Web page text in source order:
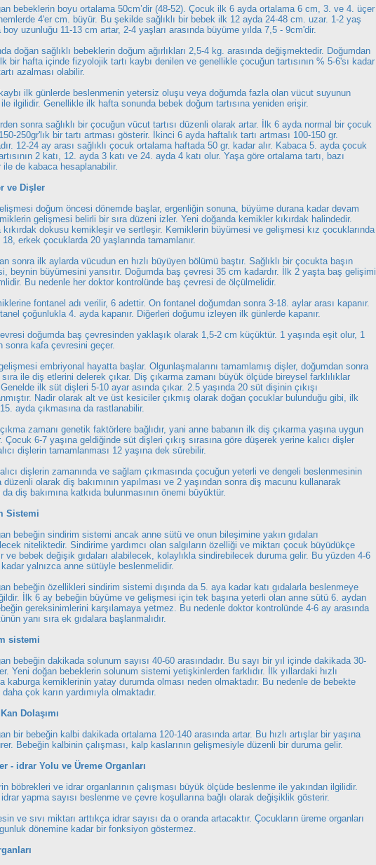
bebeklerin boyu ortalama 50cm’dir (48-52). Çocuk ilk 6 ayda ortalama 6 cm, 3. ve 4. üçer
4'er cm. büyür. Bu şekilde sağlıklı bir bebek ilk 12 ayda 24-48 cm. uzar. 1-2 yaş
boy uzunluğu 11-13 cm artar, 2-4 yaşları arasında büyüme yılda 7,5 - 9cm'dir.
doğan sağlıklı bebeklerin doğum ağırlıkları 2,5-4 kg. arasında değişmektedir. Doğumdan
bir hafta içinde fizyolojik tartı kaybı denilen ve genellikle çocuğun tartısının % 5-6'sı kadar
azalması olabilir.
ilk günlerde beslenmenin yetersiz oluşu veya doğumda fazla olan vücut suyunun
ile ilgilidir. Genellikle ilk hafta sonunda bebek doğum tartısına yeniden erişir.
sonra sağlıklı bir çocuğun vücut tartısı düzenli olarak artar. İlk 6 ayda normal bir çocuk
250gr'lık bir tartı artması gösterir. İkinci 6 ayda haftalık tartı artması 100-150 gr.
12-24 ay arası sağlıklı çocuk ortalama haftada 50 gr. kadar alır. Kabaca 5. ayda çocuk
2 katı, 12. ayda 3 katı ve 24. ayda 4 katı olur. Yaşa göre ortalama tartı, bazı
ile de kabaca hesaplanabilir.
ve Dişler
doğum öncesi dönemde başlar, ergenliğin sonuna, büyüme durana kadar devam
gelişmesi belirli bir sıra düzeni izler. Yeni doğanda kemikler kıkırdak halindedir.
kıkırdak dokusu kemikleşir ve sertleşir. Kemiklerin büyümesi ve gelişmesi kız çocuklarında
18, erkek çocuklarda 20 yaşlarında tamamlanır.
sonra ilk aylarda vücudun en hızlı büyüyen bölümü baştır. Sağlıklı bir çocukta başın
beynin büyümesini yansıtır. Doğumda baş çevresi 35 cm kadardır. İlk 2 yaşta baş gelişimi
Bu nedenle her doktor kontrolünde baş çevresi de ölçülmelidir.
fontanel adı verilir, 6 adettir. On fontanel doğumdan sonra 3-18. aylar arası kapanır.
çoğunlukla 4. ayda kapanır. Diğerleri doğumu izleyen ilk günlerde kapanır.
doğumda baş çevresinden yaklaşık olarak 1,5-2 cm küçüktür. 1 yaşında eşit olur, 1
sonra kafa çevresini geçer.
embriyonal hayatta başlar. Olgunlaşmalarını tamamlamış dişler, doğumdan sonra
sıra ile diş etlerini delerek çıkar. Diş çıkarma zamanı büyük ölçüde bireysel farklılıklar
ilk süt dişleri 5-10 ayar asında çıkar. 2.5 yaşında 20 süt dişinin çıkışı
Nadir olarak alt ve üst kesiciler çıkmış olarak doğan çocuklar bulunduğu gibi, ilk
ayda çıkmasına da rastlanabilir.
çıkma zamanı genetik faktörlere bağlıdır, yani anne babanın ilk diş çıkarma yaşına uygun
Çocuk 6-7 yaşına geldiğinde süt dişleri çıkış sırasına göre düşerek yerine kalıcı dişler
dişlerin tamamlanması 12 yaşına dek sürebilir.
dişlerin zamanında ve sağlam çıkmasında çocuğun yeterli ve dengeli beslenmesinin
düzenli olarak diş bakımının yapılması ve 2 yaşından sonra diş macunu kullanarak
diş bakımına katkıda bulunmasının önemi büyüktür.
Sistemi
bebeğin sindirim sistemi ancak anne sütü ve onun bileşimine yakın gıdaları
niteliktedir. Sindirime yardımcı olan salgıların özelliği ve miktarı çocuk büyüdükçe
ve bebek değişik gıdaları alabilecek, kolaylıkla sindirebilecek duruma gelir. Bu yüzden 4-6
kadar yalnızca anne sütüyle beslenmelidir.
bebeğin özellikleri sindirim sistemi dışında da 5. aya kadar katı gıdalarla beslenmeye
İlk 6 ay bebeğin büyüme ve gelişmesi için tek başına yeterli olan anne sütü 6. aydan
gereksinimlerini karşılamaya yetmez. Bu nedenle doktor kontrolünde 4-6 ay arasında
yanı sıra ek gıdalara başlanmalıdır.
sistemi
bebeğin dakikada solunum sayısı 40-60 arasındadır. Bu sayı bir yıl içinde dakikada 30-
Yeni doğan bebeklerin solunum sistemi yetişkinlerden farklıdır. İlk yıllardaki hızlı
kaburga kemiklerinin yatay durumda olması neden olmaktadır. Bu nedenle de bebekte
çok karın yardımıyla olmaktadır.
Dolaşımı
bir bebeğin kalbi dakikada ortalama 120-140 arasında artar. Bu hızlı artışlar bir yaşına
Bebeğin kalbinin çalışması, kalp kaslarının gelişmesiyle düzenli bir duruma gelir.
- idrar Yolu ve Üreme Organları
böbrekleri ve idrar organlarının çalışması büyük ölçüde beslenme ile yakından ilgilidir.
yapma sayısı beslenme ve çevre koşullarına bağlı olarak değişiklik gösterir.
ve sıvı miktarı arttıkça idrar sayısı da o oranda artacaktır. Çocukların üreme organları
dönemine kadar bir fonksiyon göstermez.